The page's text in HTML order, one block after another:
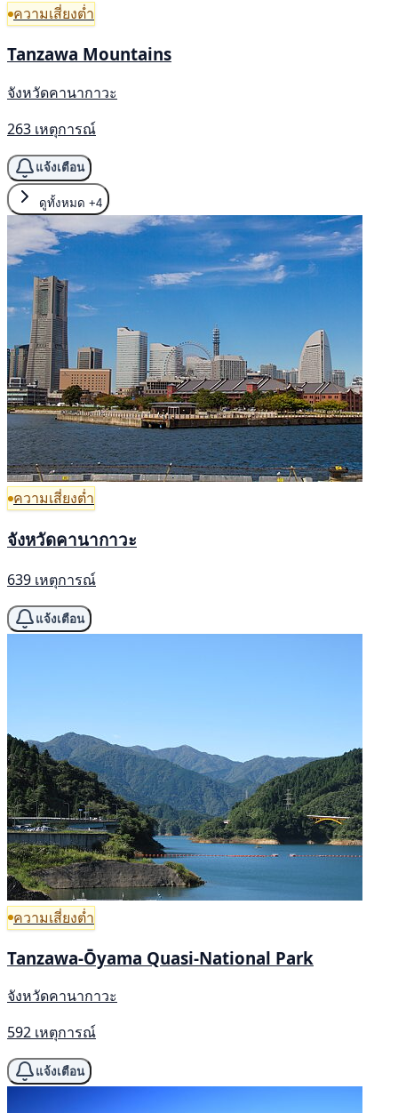
ความเสี่ยงต่ำ
Tanzawa Mountains
จังหวัดคานากาวะ
263 เหตุการณ์
แจ้งเตือน
ดูทั้งหมด +4
ความเสี่ยงต่ำ
จังหวัดคานากาวะ
639 เหตุการณ์
แจ้งเตือน
ความเสี่ยงต่ำ
Tanzawa-Ōyama Quasi-National Park
จังหวัดคานากาวะ
592 เหตุการณ์
แจ้งเตือน